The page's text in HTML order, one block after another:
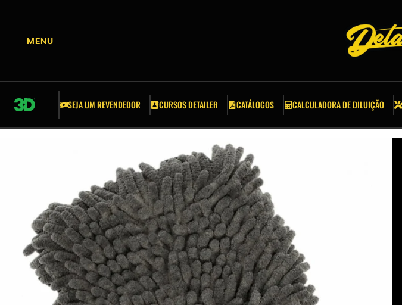
CURSOS DETAILER
APLICADORES
BALDES E GRELHAS
FITA CREPE AUTOMOTIVA
FERRAMENTAS AUTOMOTIVAS
LAVAGEM E HIGIENIZAÇÃO
ILUMINAÇÃO DE LED
SEJA UM REVENDEDOR CURSOS DETAILER CATÁLOGOS CALCULADORA DE DILUIÇÃO